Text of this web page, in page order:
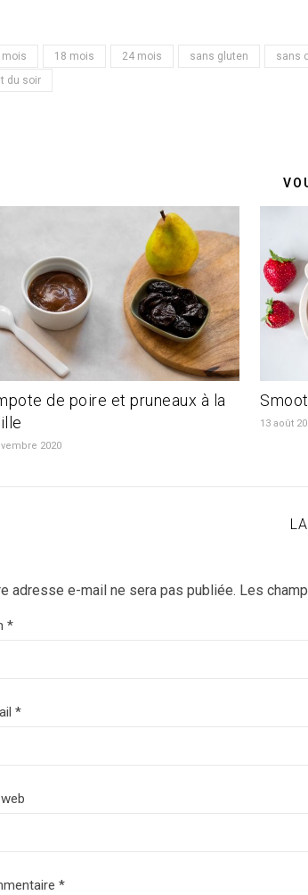
mois 18 mois 24 mois sans gluten sans
du soir
de poire et pruneaux à la
2020
13 août
adresse e-mail ne sera pas publiée. Les
*
*
*